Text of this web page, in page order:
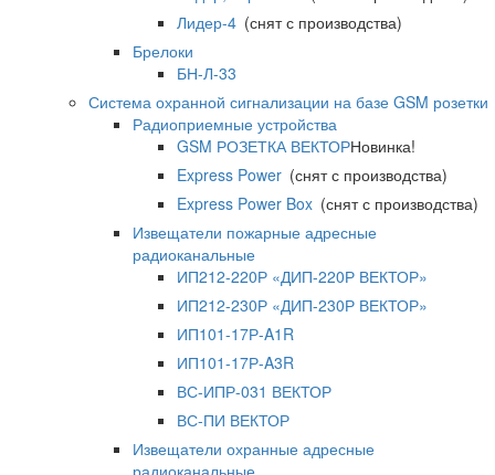
Лидер-4 (снят с производства)
Брелоки
БН-Л-33
Система охранной сигнализации на базе GSM розетки
Радиоприемные устройства
GSM РОЗЕТКА ВЕКТОРНовинка!
Express Power (снят с производства)
Express Power Box (снят с производства)
Извещатели пожарные адресные
радиоканальные
ИП212-220Р «ДИП-220Р ВЕКТОР»
ИП212-230Р «ДИП-230Р ВЕКТОР»
ИП101-17Р-A1R
ИП101-17Р-A3R
ВС-ИПР-031 ВЕКТОР
ВС-ПИ ВЕКТОР
Извещатели охранные адресные